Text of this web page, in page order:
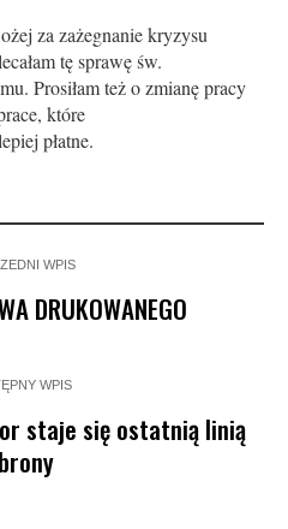
za zażegnanie kryzysu
tę sprawę św.
Prosiłam też o zmianę pracy
które
płatne.
WPIS
DRUKOWANEGO
WPIS
staje się ostatnią linią